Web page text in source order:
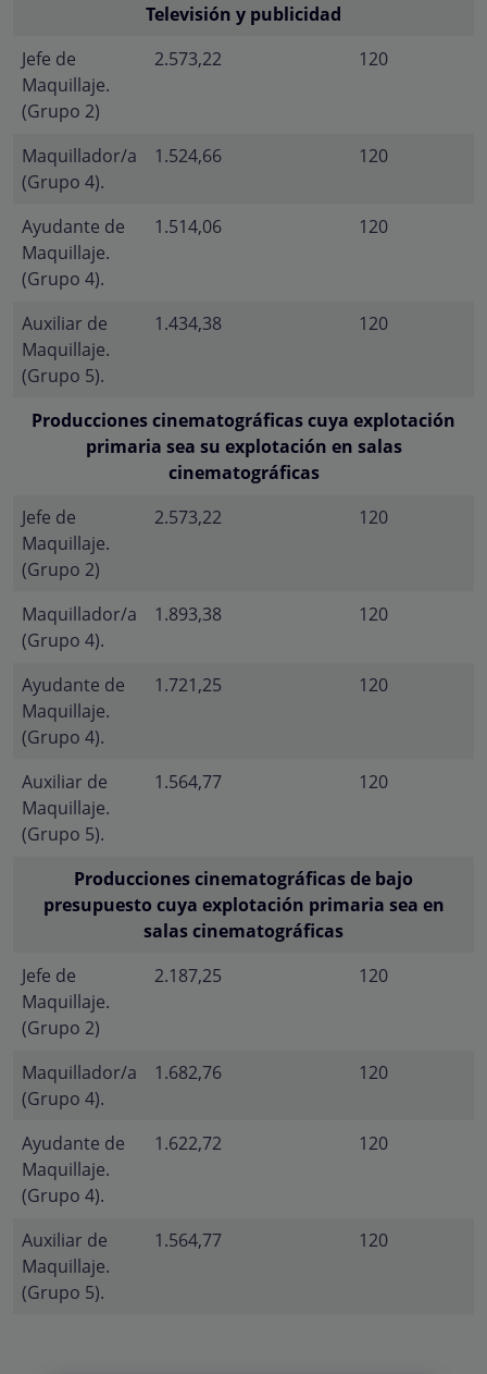
Televisión y publicidad
Jefe de
Maquillaje.
(Grupo 2)
2.573,22 120
Maquillador/a
(Grupo 4).
1.524,66 120
Ayudante de
Maquillaje.
(Grupo 4).
1.514,06 120
Auxiliar de
Maquillaje.
(Grupo 5).
1.434,38 120
Producciones cinematográficas cuya explotación
primaria sea su explotación en salas
cinematográficas
Jefe de
Maquillaje.
(Grupo 2)
2.573,22 120
Maquillador/a
(Grupo 4).
1.893,38 120
Ayudante de
Maquillaje.
(Grupo 4).
1.721,25 120
Auxiliar de
Maquillaje.
(Grupo 5).
1.564,77 120
Producciones cinematográficas de bajo
presupuesto cuya explotación primaria sea en
salas cinematográficas
Jefe de
Maquillaje.
(Grupo 2)
2.187,25 120
Maquillador/a
(Grupo 4).
1.682,76 120
Ayudante de
Maquillaje.
(Grupo 4).
1.622,72 120
Auxiliar de
Maquillaje.
(Grupo 5).
1.564,77 120